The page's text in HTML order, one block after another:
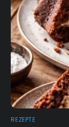
REZEPTE